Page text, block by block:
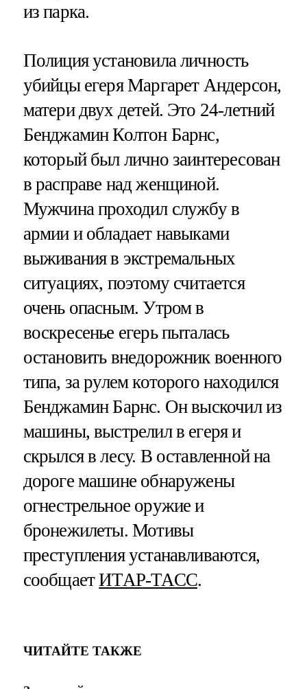
из парка.
Полиция установила личность
убийцы егеря Маргарет Андерсон,
матери двух детей. Это 24-летний
Бенджамин Колтон Барнс,
который был лично заинтересован
в расправе над женщиной.
Мужчина проходил службу в
армии и обладает навыками
выживания в экстремальных
ситуациях, поэтому считается
очень опасным. Утром в
воскресенье егерь пыталась
остановить внедорожник военного
типа, за рулем которого находился
Бенджамин Барнс. Он выскочил из
машины, выстрелил в егеря и
скрылся в лесу. В оставленной на
дороге машине обнаружены
огнестрельное оружие и
бронежилеты. Мотивы
преступления устанавливаются,
сообщаетИТАР-ТАСС.
ЧИТАЙТЕ ТАКЖЕ